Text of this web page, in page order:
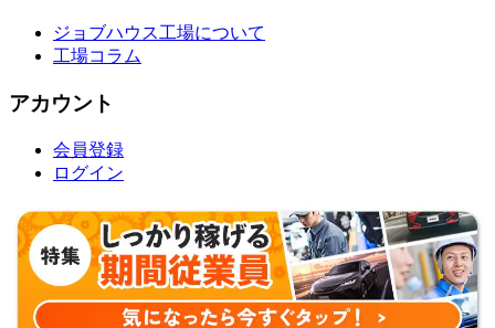
ジョブハウス工場について
工場コラム
アカウント
会員登録
ログイン